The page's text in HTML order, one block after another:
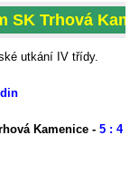
SK Trhová
utkání IV třídy.
Kamenice - 5 : 4(2